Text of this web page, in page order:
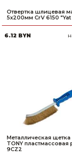
Отвертка шлицевая
5х200мм CrV 6150 "Yat
6.12 BYN
Металлическая щетка
TONY пластмассовая
9CZ2